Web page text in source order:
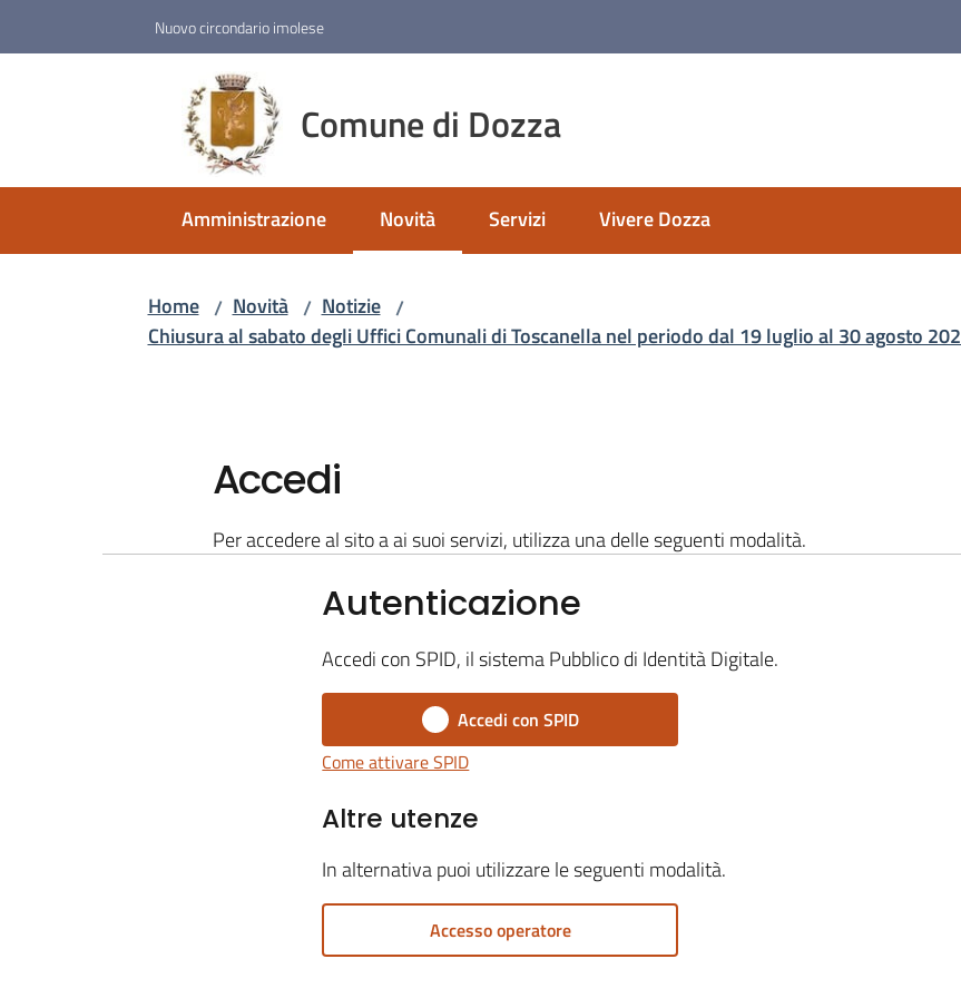
Nuovo circondario imolese
Comune di Dozza
Amministrazione Novità
Menu selezionato
Servizi Vivere Dozza
Home / Novità / Notizie /
Chiusura al sabato degli Uffici Comunali di Toscanella nel periodo dal 19 luglio al 30 agosto
Accedi
Per accedere al sito a ai suoi servizi, utilizza una delle seguenti modalità.
Autenticazione
Accedi con SPID, il sistema Pubblico di Identità Digitale.
Accedi con SPID
Come attivare SPID
Altre utenze
In alternativa puoi utilizzare le seguenti modalità.
Accesso operatore